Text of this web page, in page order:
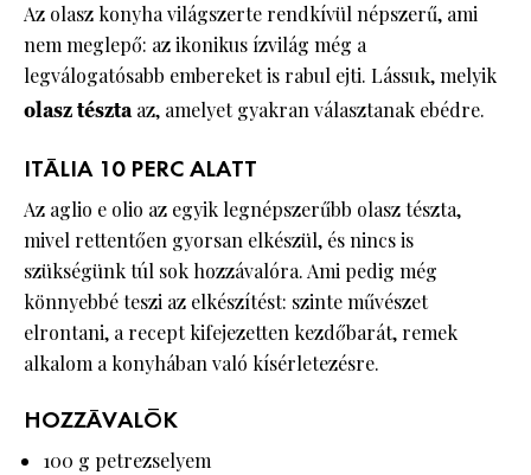
Az olasz konyha világszerte rendkívül népszerű, ami
nem meglepő: az ikonikus ízvilág még a
legválogatósabb embereket is rabul ejti. Lássuk, melyik
olasztésztaaz, amelyet gyakran választanak ebédre.
ITÁLIA 10 PERC ALATT
Az aglio e olio az egyik legnépszerűbb olasz tészta,
mivel rettentően gyorsan elkészül, és nincs is
szükségünk túl sok hozzávalóra. Ami pedig még
könnyebbé teszi az elkészítést: szinte művészet
elrontani, a recept kifejezetten kezdőbarát, remek
alkalom a konyhában való kísérletezésre.
HOZZÁVALÓK
100 g petrezselyem